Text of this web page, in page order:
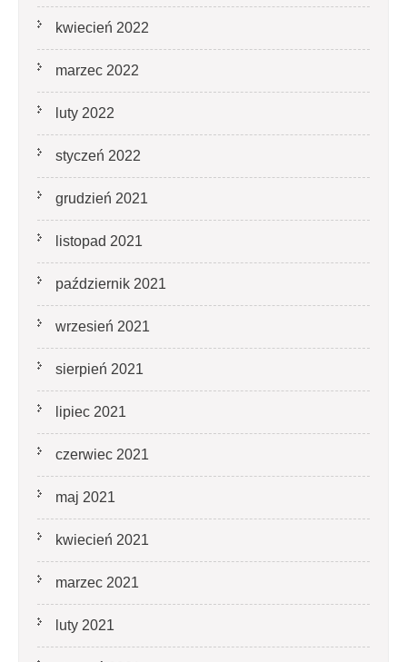
kwiecień 2022
marzec 2022
luty 2022
styczeń 2022
grudzień 2021
listopad 2021
październik 2021
wrzesień 2021
sierpień 2021
lipiec 2021
czerwiec 2021
maj 2021
kwiecień 2021
marzec 2021
luty 2021